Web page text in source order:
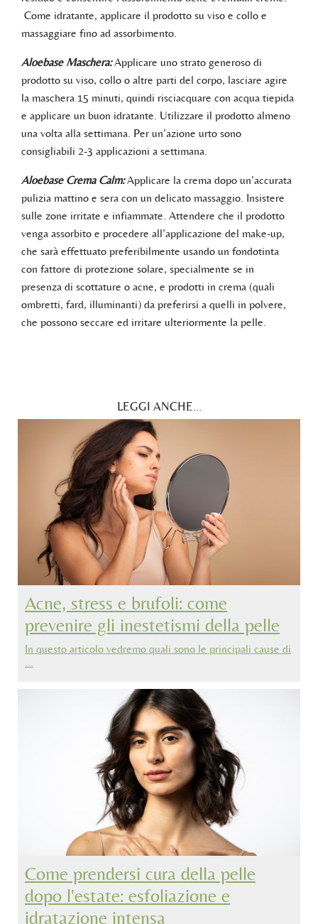
Come idratante, applicare il prodotto su viso e collo e
massaggiare fino ad assorbimento.
Aloebase Maschera:Applicare uno strato generoso di
prodotto su viso, collo o altre parti del corpo, lasciare agire
la maschera 15 minuti, quindi risciacquare con acqua tiepida
e applicare un buon idratante. Utilizzare il prodotto almeno
una volta alla settimana. Per un’azione urto sono
consigliabili 2-3 applicazioni a settimana.
Aloebase Crema Calm:Applicare la crema dopo un’accurata
pulizia mattino e sera con un delicato massaggio. Insistere
sulle zone irritate e infiammate. Attendere che il prodotto
venga assorbito e procedere all’applicazione del make-up,
che sarà effettuato preferibilmente usando un fondotinta
con fattore di protezione solare, specialmente se in
presenza di scottature o acne, e prodotti in crema (quali
ombretti, fard, illuminanti) da preferirsi a quelli in polvere,
che possono seccare ed irritare ulteriormente la pelle.
LEGGI ANCHE...
Acne, stress e brufoli: come
prevenire gli inestetismi della pelle
In questo articolo vedremo quali sono le principali cause di
…
Come prendersi cura della pelle
dopo l'estate: esfoliazione e
idratazione intensa